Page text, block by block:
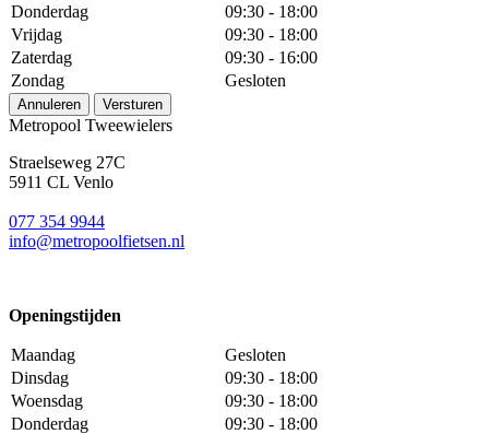
Donderdag
09:30 - 18:00
Vrijdag
09:30 - 18:00
Zaterdag
09:30 - 16:00
Zondag
Gesloten
Annuleren Versturen
Metropool Tweewielers
Straelseweg 27C
5911 CL Venlo
077 354 9944
info@metropoolfietsen.nl
Openingstijden
Maandag
Gesloten
Dinsdag
09:30 - 18:00
Woensdag
09:30 - 18:00
Donderdag
09:30 - 18:00